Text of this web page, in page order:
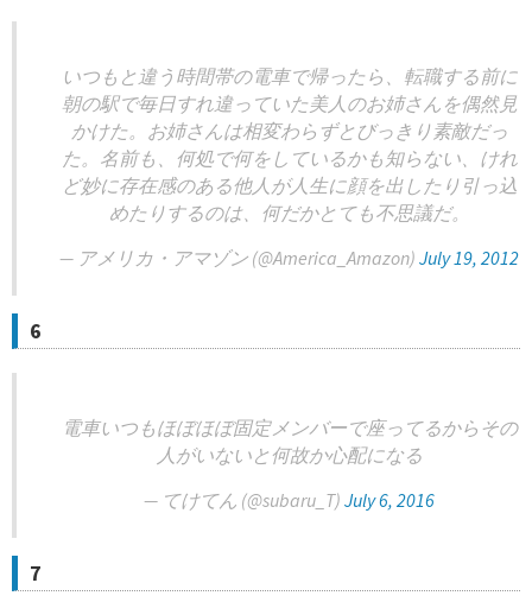
いつもと違う時間帯の電車で帰ったら、転職する前に
朝の駅で毎日すれ違っていた美人のお姉さんを偶然見
かけた。お姉さんは相変わらずとびっきり素敵だっ
た。名前も、何処で何をしているかも知らない、けれ
ど妙に存在感のある他人が人生に顔を出したり引っ込
めたりするのは、何だかとても不思議だ。
— アメリカ・アマゾン (@America_Amazon) July 19, 2012
6
電車いつもほぼほぼ固定メンバーで座ってるからその
人がいないと何故か心配になる
— てけてん (@subaru_T) July 6, 2016
7